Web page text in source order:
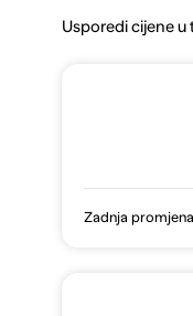
Usporedi cijene
Zadnja